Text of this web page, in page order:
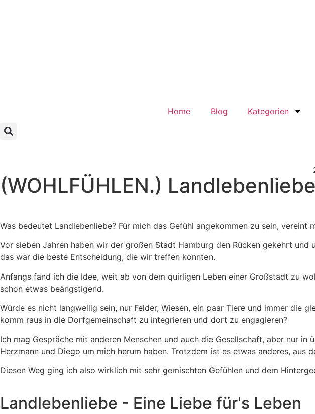
Home Blog Kategorien
(WOHLFÜHLEN.) Landlebenliebe
Was bedeutet Landlebenliebe? Für mich das Gefühl angekommen zu sein,
Vor sieben Jahren haben wir der großen Stadt Hamburg den Rücken gekehrt
das war die beste Entscheidung, die wir treffen konnten.
Anfangs fand ich die Idee, weit ab von dem quirligen Leben einer Großstadt zu
schon etwas beängstigend.
Würde es nicht langweilig sein, nur Felder, Wiesen, ein paar Tiere und immer die
komm raus in die Dorfgemeinschaft zu integrieren und dort zu engagieren?
Ich mag Gespräche mit anderen Menschen und auch die Gesellschaft, aber nur
Herzmann und Diego um mich herum haben. Trotzdem ist es etwas anderes, aus
Diesen Weg ging ich also wirklich mit sehr gemischten Gefühlen und dem
Landlebenliebe - Eine Liebe für's Leben